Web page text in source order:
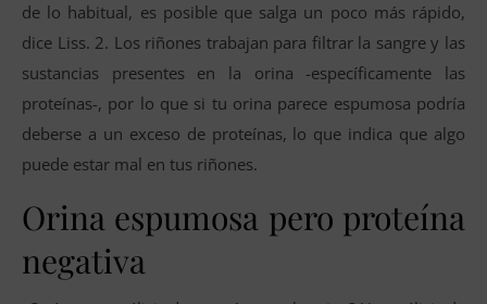
de lo habitual, es posible que salga un poco más rápido,
dice Liss. 2. Los riñones trabajan para filtrar la sangre y las
sustancias presentes en la orina -específicamente las
proteínas-, por lo que si tu orina parece espumosa podría
deberse a un exceso de proteínas, lo que indica que algo
puede estar mal en tus riñones.
Orina espumosa pero proteína
negativa